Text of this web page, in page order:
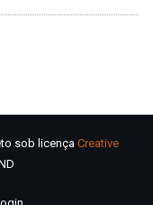
sob licençaCreative